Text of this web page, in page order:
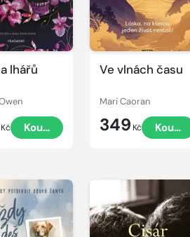
lhářů
Kč Koupit
Ve vlnách času
Mari Caoran
349 Kč Koupit